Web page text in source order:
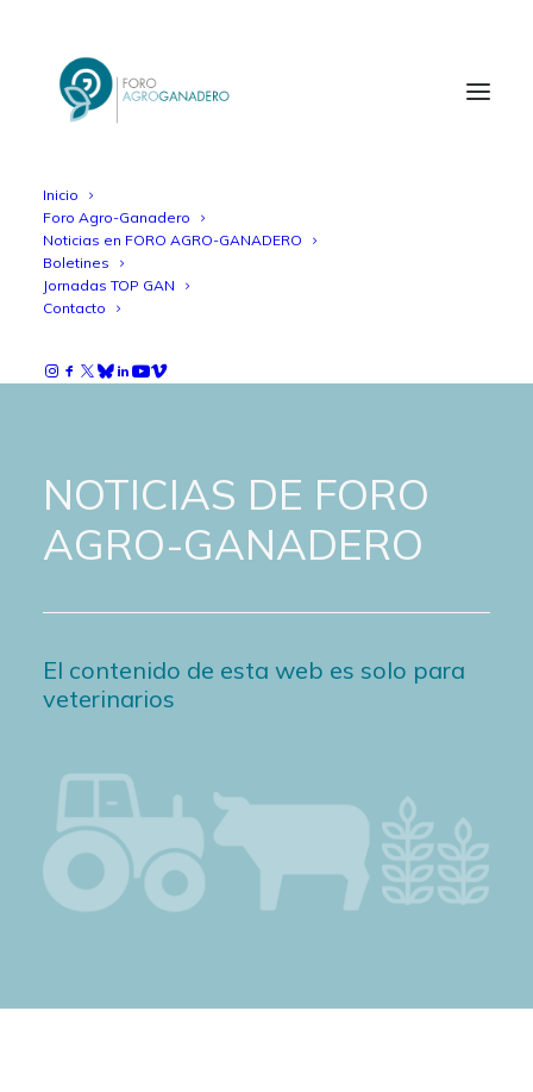
Inicio
Foro Agro-Ganadero
Noticias en FORO AGRO-GANADERO
Boletines
Jornadas TOP GAN
Contacto
NOTICIAS DE FORO
AGRO-GANADERO
El contenido de esta web es solo para
veterinarios